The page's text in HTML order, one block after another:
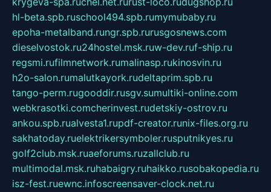
hl-beta.spb.ruschool494.spb.rumymubaby.ru
epoha-metalband.rungr.spb.rurusgosnews.com
dieselvostok.ru24hostel.msk.ruw-dev.ruf-ship.ru
regsmi.rufilmnetwork.rumalinasp.rukinosvin.ru
h2o-salon.rumalutkayork.rudeltaprim.spb.ru
tango-perm.rugooddir.rusgv.sumultiki-online.com
webkrasotki.comcherinvest.rudetskiy-ostrov.ru
ankou.spb.rualvesta1.rupdf-creator.runix-files.org.ru
sakhatoday.ruelektrikersymboler.rusputnikyes.ru
golf2club.msk.ruaeforums.ruzallclub.ru
multimodal.msk.ruhabaigry.ruhaikko.rusobakopedia.ru
isz-fest.ruewnc.infoscreensaver-clock.net.ru